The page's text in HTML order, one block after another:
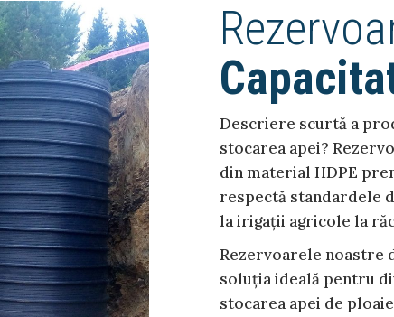
Descriere scurtă a
stocarea apei?
din material HDPE
respectă standardele
la irigații agricole la
Rezervoarele noastre
soluția ideală pentru
stocarea apei de